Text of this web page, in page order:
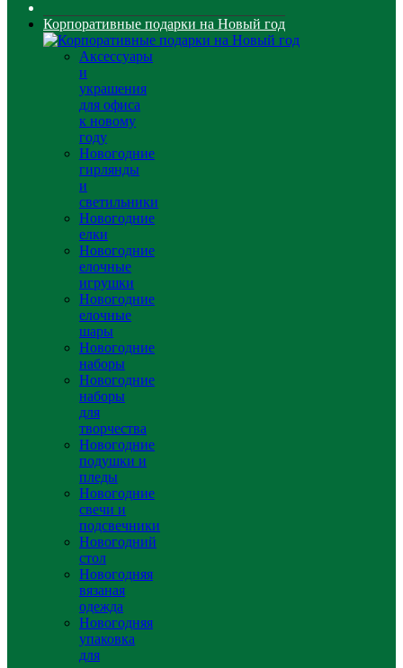
Корпоративные подарки на Новый год
Аксессуары
и
украшения
для офиса
к новому
году
Новогодние
гирлянды
и
светильники
Новогодние
елки
Новогодние
елочные
игрушки
Новогодние
елочные
шары
Новогодние
наборы
Новогодние
наборы
для
творчества
Новогодние
подушки и
пледы
Новогодние
свечи и
подсвечники
Новогодний
стол
Новогодняя
вязаная
одежда
Новогодняя
упаковка
для